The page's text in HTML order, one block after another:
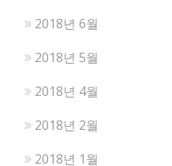
2018년 6월
2018년 5월
2018년 4월
2018년 2월
2018년 1월